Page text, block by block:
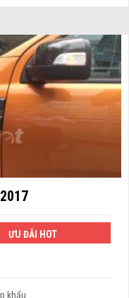
ƯU ĐÃI HOT
khẩu